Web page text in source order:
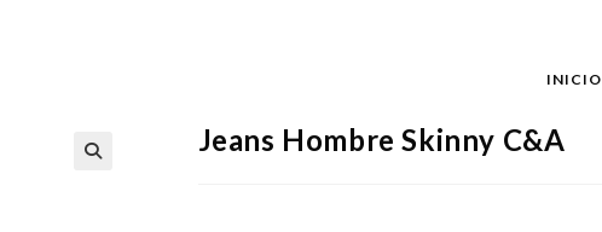
INICIO
Jeans Hombre Skinny C&A